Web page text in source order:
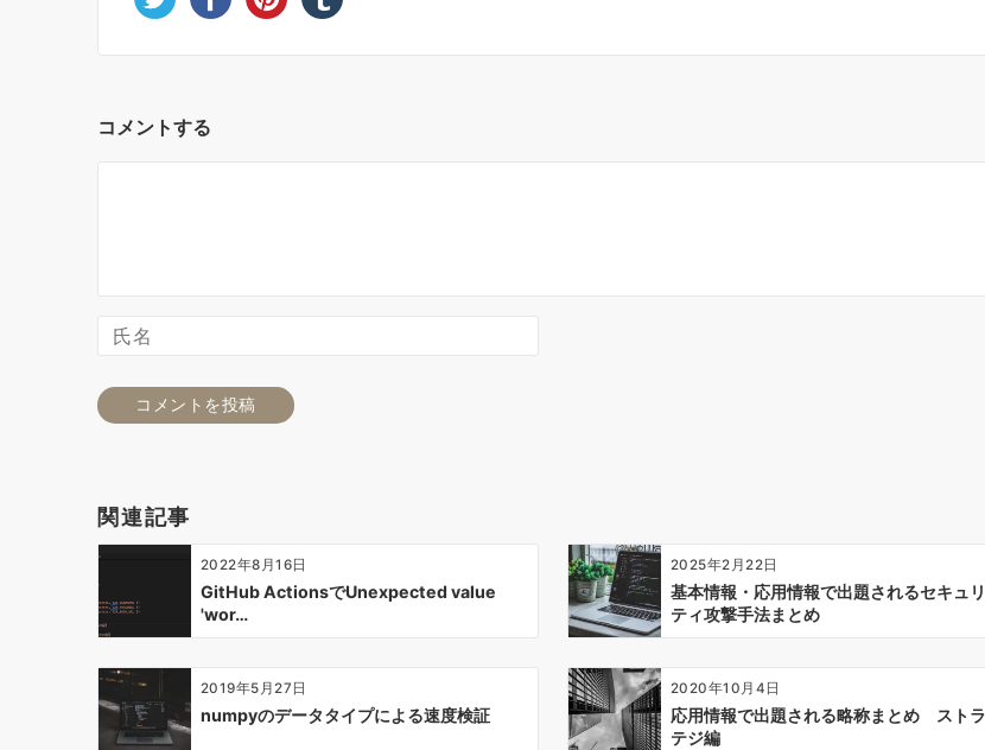
コメントする
関連記事
2022年8月16日
GitHub ActionsでUnexpected value
'wor…
2025年2月22日
基本情報・応用情報で出題されるセキュリ
ティ攻撃手法まとめ
2019年5月27日
numpyのデータタイプによる速度検証
2020年10月4日
応用情報で出題される略称まとめ ストラ
テジ編